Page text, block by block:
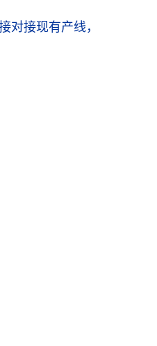
对接现有产线，